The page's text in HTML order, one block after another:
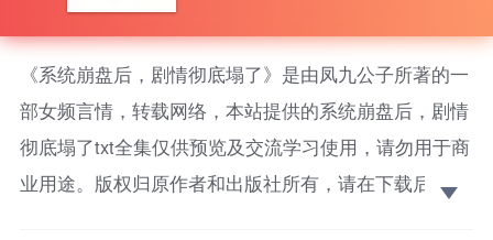
《系统崩盘后，剧情彻底塌了》是由凤九公子所著的一
部女频言情，转载网络，本站提供的系统崩盘后，剧情
彻底塌了txt全集仅供预览及交流学习使用，请勿用于商
业用途。版权归原作者和出版社所有，请在下载后的24